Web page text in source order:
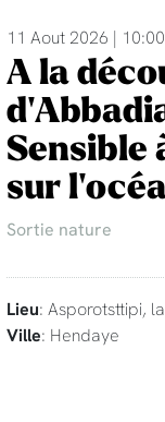
11 Aout 2026 |
A la
Sensible
sur
Sortie nature
Lieu: Asporotsttipi,
Ville: Hendaye